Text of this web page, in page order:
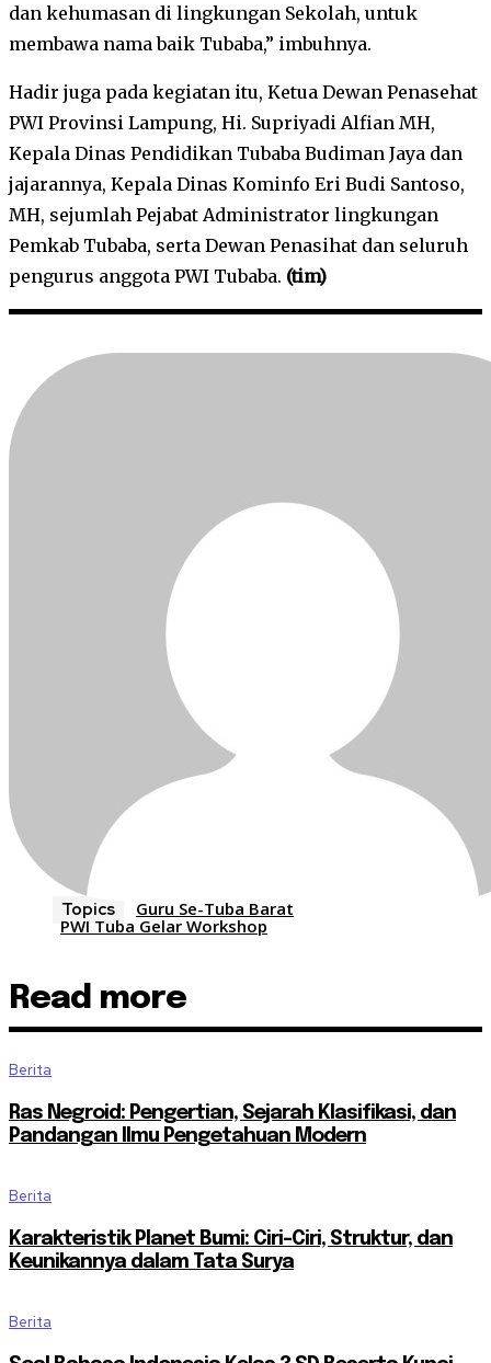
dan kehumasan di lingkungan Sekolah, untuk
membawa nama baik Tubaba,” imbuhnya.
Hadir juga pada kegiatan itu, Ketua Dewan Penasehat
PWI Provinsi Lampung, Hi. Supriyadi Alfian MH,
Kepala Dinas Pendidikan Tubaba Budiman Jaya dan
jajarannya, Kepala Dinas Kominfo Eri Budi Santoso,
MH, sejumlah Pejabat Administrator lingkungan
Pemkab Tubaba, serta Dewan Penasihat dan seluruh
pengurus anggota PWI Tubaba. (tim)
Topics
Guru Se-Tuba Barat
PWI Tuba Gelar Workshop
Read more
Berita
Ras Negroid: Pengertian, Sejarah Klasifikasi, dan
Pandangan Ilmu Pengetahuan Modern
Berita
Karakteristik Planet Bumi: Ciri-Ciri, Struktur, dan
Keunikannya dalam Tata Surya
Berita